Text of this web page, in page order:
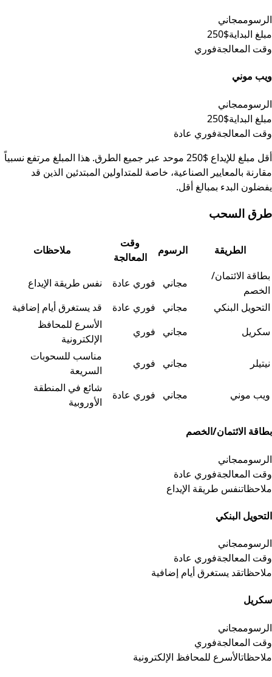
الرسوممجاني
مبلغ البداية$250
وقت المعالجةفوري
ويب موني
الرسوممجاني
مبلغ البداية$250
وقت المعالجةفوري عادة
أقل مبلغ للإيداع $250 موحد عبر جميع الطرق. هذا المبلغ مرتفع نسبياً
مقارنة بالمعايير الصناعية، خاصة للمتداولين المبتدئين الذين قد
يفضلون البدء بمبالغ أقل.
طرق السحب
جدول البيانات
الطريقة الرسوم
وقت
المعالجة
ملاحظات
بطاقة الائتمان/
الخصم
مجاني فوري عادة
نفس طريقة الإيداع
التحويل البنكي
مجاني فوري عادة
قد يستغرق أيام إضافية
سكريل
مجاني فوري
الأسرع للمحافظ
الإلكترونية
نيتيلر
مجاني فوري
مناسب للسحوبات
السريعة
ويب موني
مجاني فوري عادة
شائع في المنطقة
الأوروبية
بطاقة الائتمان/الخصم
الرسوممجاني
وقت المعالجةفوري عادة
ملاحظاتنفس طريقة الإيداع
التحويل البنكي
الرسوممجاني
وقت المعالجةفوري عادة
ملاحظاتقد يستغرق أيام إضافية
سكريل
الرسوممجاني
وقت المعالجةفوري
ملاحظاتالأسرع للمحافظ الإلكترونية